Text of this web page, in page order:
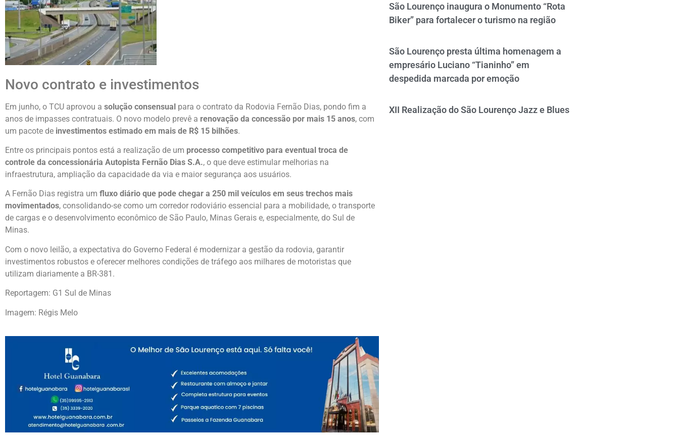
Novo contrato e investimentos
Em junho, o TCU aprovou a solução consensual para o contrato da Rodovia Fernão Dias, pondo fim a
anos de impasses contratuais. O novo modelo prevê a renovação da concessão por mais 15 anos, com
um pacote de investimentos estimado em mais de R$ 15 bilhões.
Entre os principais pontos está a realização de um processo competitivo para eventual troca de
controle da concessionária Autopista Fernão Dias S.A., o que deve estimular melhorias na
infraestrutura, ampliação da capacidade da via e maior segurança aos usuários.
A Fernão Dias registra um fluxo diário que pode chegar a 250 mil veículos em seus trechos mais
movimentados, consolidando-se como um corredor rodoviário essencial para a mobilidade, o transporte
de cargas e o desenvolvimento econômico de São Paulo, Minas Gerais e, especialmente, do Sul de
Minas.
Com o novo leilão, a expectativa do Governo Federal é modernizar a gestão da rodovia, garantir
investimentos robustos e oferecer melhores condições de tráfego aos milhares de motoristas que
utilizam diariamente a BR-381.
Reportagem: G1 Sul de Minas
Imagem: Régis Melo
São Lourenço inaugura o Monumento “Rota
Biker” para fortalecer o turismo na região
São Lourenço presta última homenagem a
empresário Luciano “Tianinho” em
despedida marcada por emoção
XII Realização do São Lourenço Jazz e Blues